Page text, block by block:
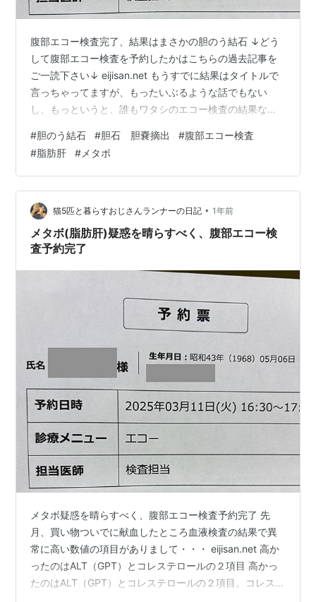
腹部エコー検査完了、結果はまさかの胆のう結石 ↓どう
して腹部エコー検査を予約したかはこちらの過去記事を
ご一読下さい↓ eijisan.net もうすでに結果はタイトルで
言っちゃってますが、もったいぶるような話でもない
し、もっというと、誰もワタシのエコー検査の結果なん
結石」きっと脂肪肝で食事制限の指導なんかされちゃう
んだろうなぁと思っていたので、本人的には結構意外で
した。 胆のう結石とは で、胆のう結石とはなんぞや？と
思われた方も多いのではないでしょうか。結石というと
尿路とか腎臓などがメジャーな感じで実際、話も良く聞
くのですが、胆のう結石は初め…
#胆のう結石 #胆石 胆嚢摘出 #腹部エコー検査
#脂肪肝 # メタボ
猫5匹と暮らすおじさんランナーの日記 • 1年前
メタボ(脂肪肝)疑惑を晴らすべく、腹部エコー検
査予約完了
メタボ疑惑を晴らすべく、腹部エコー検査予約完了 先
月、買い物ついでに献血したところ血液検査の結果で異
常に高い数値の項目がありまして・・・ eijisan.net 高か
ったのはALT（GPT）とコレステロールの２項目 高かっ
たのはALT（GPT）とコレステロールの２項目。コレステ